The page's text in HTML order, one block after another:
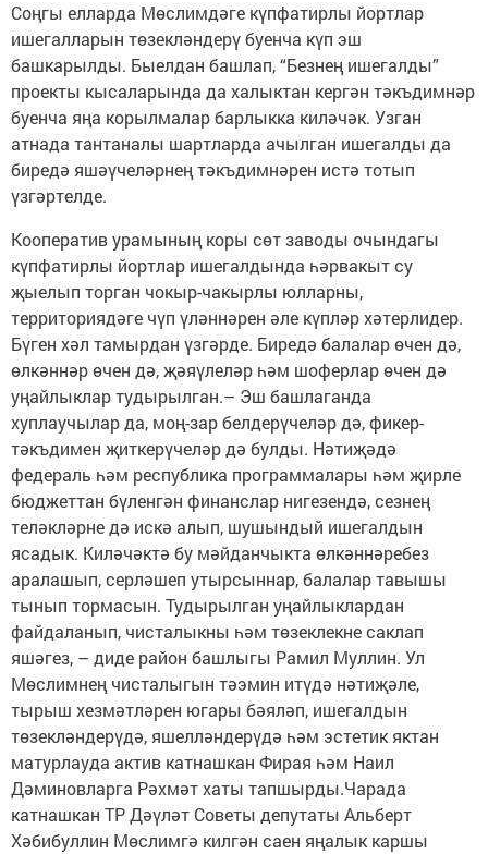
Соңгы елларда Мөслимдәге күпфатирлы йортлар
ишегалларын төзекләндерү буенча күп эш
башкарылды. Быелдан башлап, “Безнең ишегалды”
проекты кысаларында да халыктан кергән тәкъдимнәр
буенча яңа корылмалар барлыкка киләчәк. Узган
атнада тантаналы шартларда ачылган ишегалды да
биредә яшәүчеләрнең тәкъдимнәрен истә тотып
үзгәртелде.
Кооператив урамының коры сөт заводы очындагы
күпфатирлы йортлар ишегалдында һәрвакыт су
җыелып торган чокыр-чакырлы юлларны,
территориядәге чүп үләннәрен әле күпләр хәтерлидер.
Бүген хәл тамырдан үзгәрде. Биредә балалар өчен дә,
өлкәннәр өчен дә, җәяүлеләр һәм шоферлар өчен дә
уңайлыклар тудырылган.– Эш башлаганда
хуплаучылар да, моң-зар белдерүчеләр дә, фикер-
тәкъдимен җиткерүчеләр дә булды. Нәтиҗәдә
федераль һәм республика программалары һәм җирле
бюджеттан бүленгән финанслар нигезендә, сезнең
теләкләрне дә искә алып, шушындый ишегалдын
ясадык. Киләчәктә бу мәйданчыкта өлкәннәребез
аралашып, серләшеп утырсыннар, балалар тавышы
тынып тормасын. Тудырылган уңайлыклардан
файдаланып, чисталыкны һәм төзеклекне саклап
яшәгез, – диде район башлыгы Рамил Муллин. Ул
Мөслимнең чисталыгын тәэмин итүдә нәтиҗәле,
тырыш хезмәтләрен югары бәяләп, ишегалдын
төзекләндерүдә, яшелләндерүдә һәм эстетик яктан
матурлауда актив катнашкан Фирая һәм Наил
Дәминовларга Рәхмәт хаты тапшырды.Чарада
катнашкан ТР Дәүләт Советы депутаты Альберт
Хәбибуллин Мөслимгә килгән саен яңалык каршы